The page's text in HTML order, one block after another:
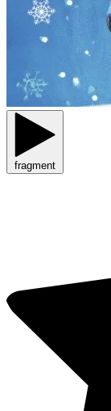
fragment